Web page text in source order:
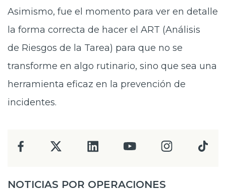
Asimismo, fue el momento para ver en detalle
la forma correcta de hacer el ART (Análisis
de Riesgos de la Tarea) para que no se
transforme en algo rutinario, sino que sea una
herramienta eficaz en la prevención de
incidentes.
NOTICIAS POR OPERACIONES